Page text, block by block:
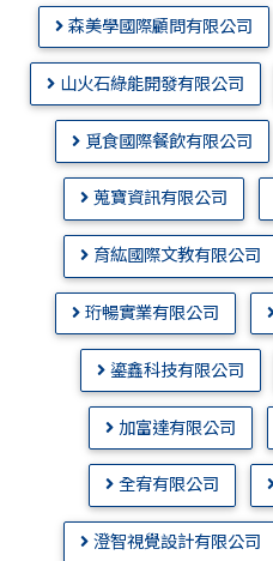
森美學國際顧問有限公司
山火石綠能開發有限公司
覓食國際餐飲有限公司
蒐寶資訊有限公司
育紘國際文教有限公司
珩暢實業有限公司
鎏鑫科技有限公司
加富達有限公司
全宥有限公司
澄智視覺設計有限公司